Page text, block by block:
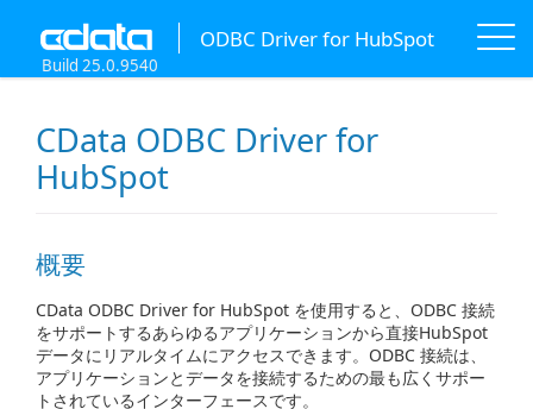
ODBC Driver for HubSpot
Build 25.0.9540
CData ODBC Driver for
HubSpot
概要
CData ODBC Driver for HubSpot を使用すると、ODBC 接続
をサポートするあらゆるアプリケーションから直接HubSpot
データにリアルタイムにアクセスできます。ODBC 接続は、
アプリケーションとデータを接続するための最も広くサポー
トされているインターフェースです。